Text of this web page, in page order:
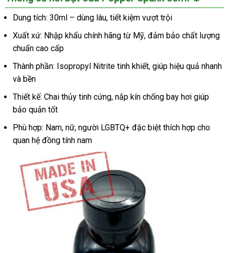
Spunk
30ml
chính
hãng
khoái
cảm
nhanh
chóng
Dung tích: 30ml – dùng lâu, tiết kiệm vượt trội
Xuất xứ: Nhập khẩu chính hãng từ Mỹ, đảm bảo chất lượng
chuẩn cao cấp
Thành phần: Isopropyl Nitrite tinh khiết, giúp hiệu quả nhanh
và bền
Thiết kế: Chai thủy tinh cứng, nắp kín chống bay hơi giúp
bảo quản tốt
Phù hợp: Nam, nữ, người LGBTQ+ đặc biệt thích hợp cho
quan hệ đồng tính nam